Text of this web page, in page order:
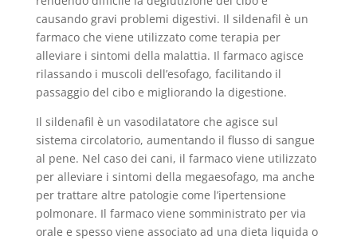
causando gravi problemi digestivi. Il sildenafil è un
farmaco che viene utilizzato come terapia per
alleviare i sintomi della malattia. Il farmaco agisce
rilassando i muscoli dell’esofago, facilitando il
passaggio del cibo e migliorando la digestione.
Il sildenafil è un vasodilatatore che agisce sul
sistema circolatorio, aumentando il flusso di sangue
al pene. Nel caso dei cani, il farmaco viene utilizzato
per alleviare i sintomi della megaesofago, ma anche
per trattare altre patologie come l’ipertensione
polmonare. Il farmaco viene somministrato per via
orale e spesso viene associato ad una dieta liquida o